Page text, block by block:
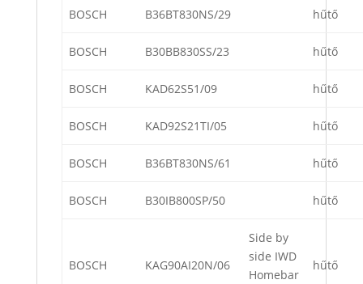
BOSCH B36BT830NS/29 hűtő
BOSCH B30BB830SS/23 hűtő
BOSCH KAD62S51/09 hűtő
BOSCH KAD92S21TI/05 hűtő
BOSCH B36BT830NS/61 hűtő
BOSCH B30IB800SP/50 hűtő
BOSCH KAG90AI20N/06
Side by
side IWD
Homebar
hűtő